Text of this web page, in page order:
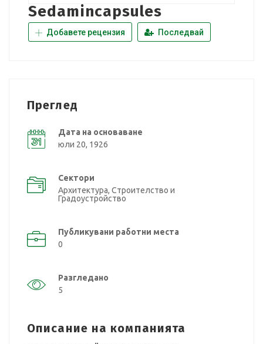
Sedamincapsules
Добавете рецензия Последвай
Преглед
Дата на основаване
юли 20, 1926
Сектори
Архитектура, Строителство и
Градоустройство
Публикувани работни места
0
Разгледано
5
Описание на компанията